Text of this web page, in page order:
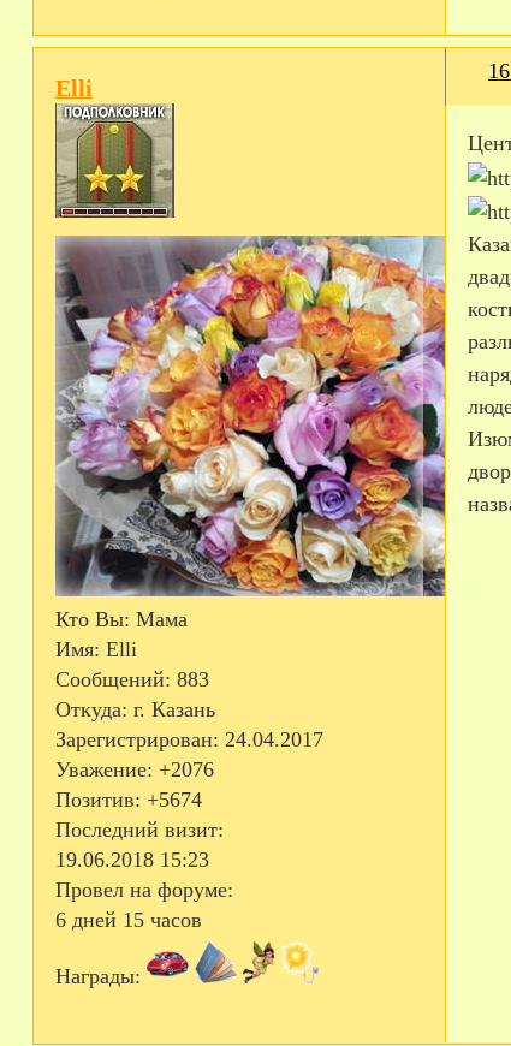
Elli
Кто Вы: Мама
Имя: Elli
Сообщений: 883
Откуда: г. Казань
Зарегистрирован: 24.04.2017
Уважение: +2076
Позитив: +5674
Последний визит:
19.06.2018 15:23
Провел на форуме:
6 дней 15 часов
Награды: